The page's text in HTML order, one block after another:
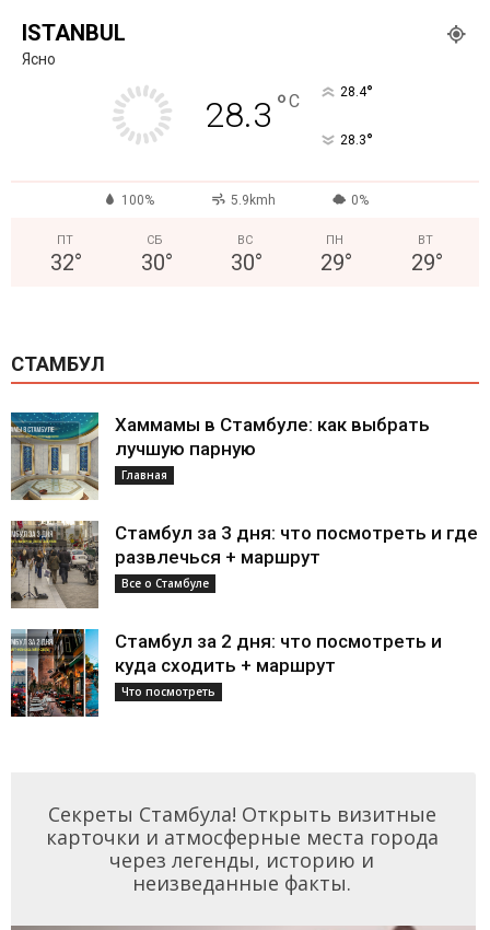
ISTANBUL
Ясно
28.3 °C 28.4°
28.3°
100% 5.9kmh 0%
ПТ
32°
СБ
30°
ВС
30°
ПН
29°
ВТ
29°
СТАМБУЛ
Хаммамы в Стамбуле: как выбрать
лучшую парную
Главная
Стамбул за 3 дня: что посмотреть и где
развлечься + маршрут
Все о Стамбуле
Стамбул за 2 дня: что посмотреть и
куда сходить + маршрут
Что посмотреть
Секреты Стамбула! Открыть визитные
карточки и атмосферные места города
через легенды, историю и
неизведанные факты.